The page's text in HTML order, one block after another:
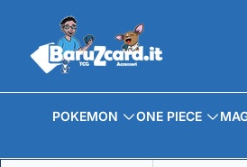
Logo
negozio"
POKEMON ONE PIECE